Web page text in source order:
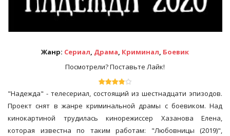
Жанр: Сериал, Драма, Криминал, Боевик
Посмотрели? Поставьте Лайк!
"Надежда" - телесериал, состоящий из шестнадцати эпизодов.
Проект снят в жанре криминальной драмы с боевиком. Над
кинокартиной трудилась кинорежиссер Хазанова Елена,
которая известна по таким работам: "Любовницы (2019)",